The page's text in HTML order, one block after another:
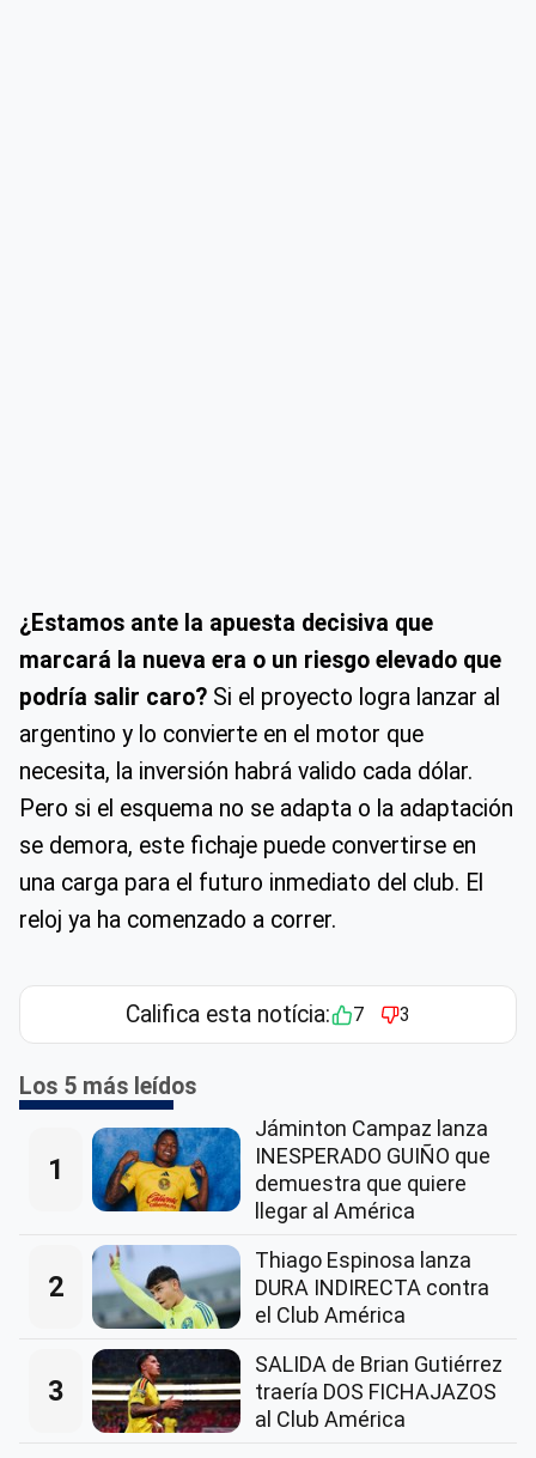
¿Estamos ante la apuesta decisiva que
marcará la nueva era o un riesgo elevado que
podría salir caro? Si el proyecto logra lanzar al
argentino y lo convierte en el motor que
necesita, la inversión habrá valido cada dólar.
Pero si el esquema no se adapta o la adaptación
se demora, este fichaje puede convertirse en
una carga para el futuro inmediato del club. El
reloj ya ha comenzado a correr.
Califica esta notícia: 7 3
Los 5 más leídos
1
Jáminton Campaz lanza
INESPERADO GUIÑO que
demuestra que quiere
llegar al América
2
Thiago Espinosa lanza
DURA INDIRECTA contra
el Club América
3
SALIDA de Brian Gutiérrez
traería DOS FICHAJAZOS
al Club América